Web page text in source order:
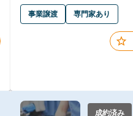
事業譲渡 専門家あり
成約済み